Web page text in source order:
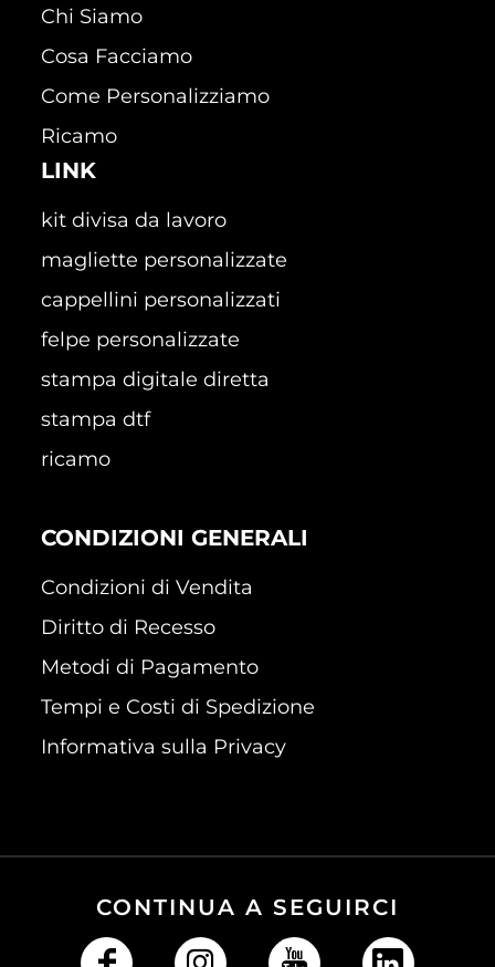
Chi Siamo
Cosa Facciamo
Come Personalizziamo
Ricamo
LINK
kit divisa da lavoro
magliette personalizzate
cappellini personalizzati
felpe personalizzate
stampa digitale diretta
stampa dtf
ricamo
CONDIZIONI GENERALI
Condizioni di Vendita
Diritto di Recesso
Metodi di Pagamento
Tempi e Costi di Spedizione
Informativa sulla Privacy
CONTINUA A SEGUIRCI